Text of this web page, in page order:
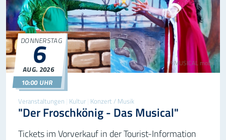
©MUSICAL mobil
Veranstaltungen Kultur Konzert / Musik
"Der Froschkönig - Das Musical"
DONNERSTAG
6
AUG.2026
10:00 UHR
Tickets im Vorverkauf in der Tourist-Information